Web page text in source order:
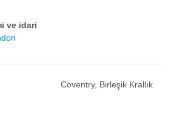
ve idari
Coventry, Birleşik Krallık